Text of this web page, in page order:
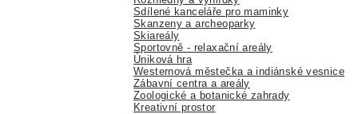
Sdílené kanceláře pro maminky
Skanzeny a archeoparky
Skiareály
Sportovně - relaxační areály
Úniková hra
Westernová městečka a indiánské vesnice
Zábavní centra a areály
Zoologické a botanické zahrady
Kreativní prostor